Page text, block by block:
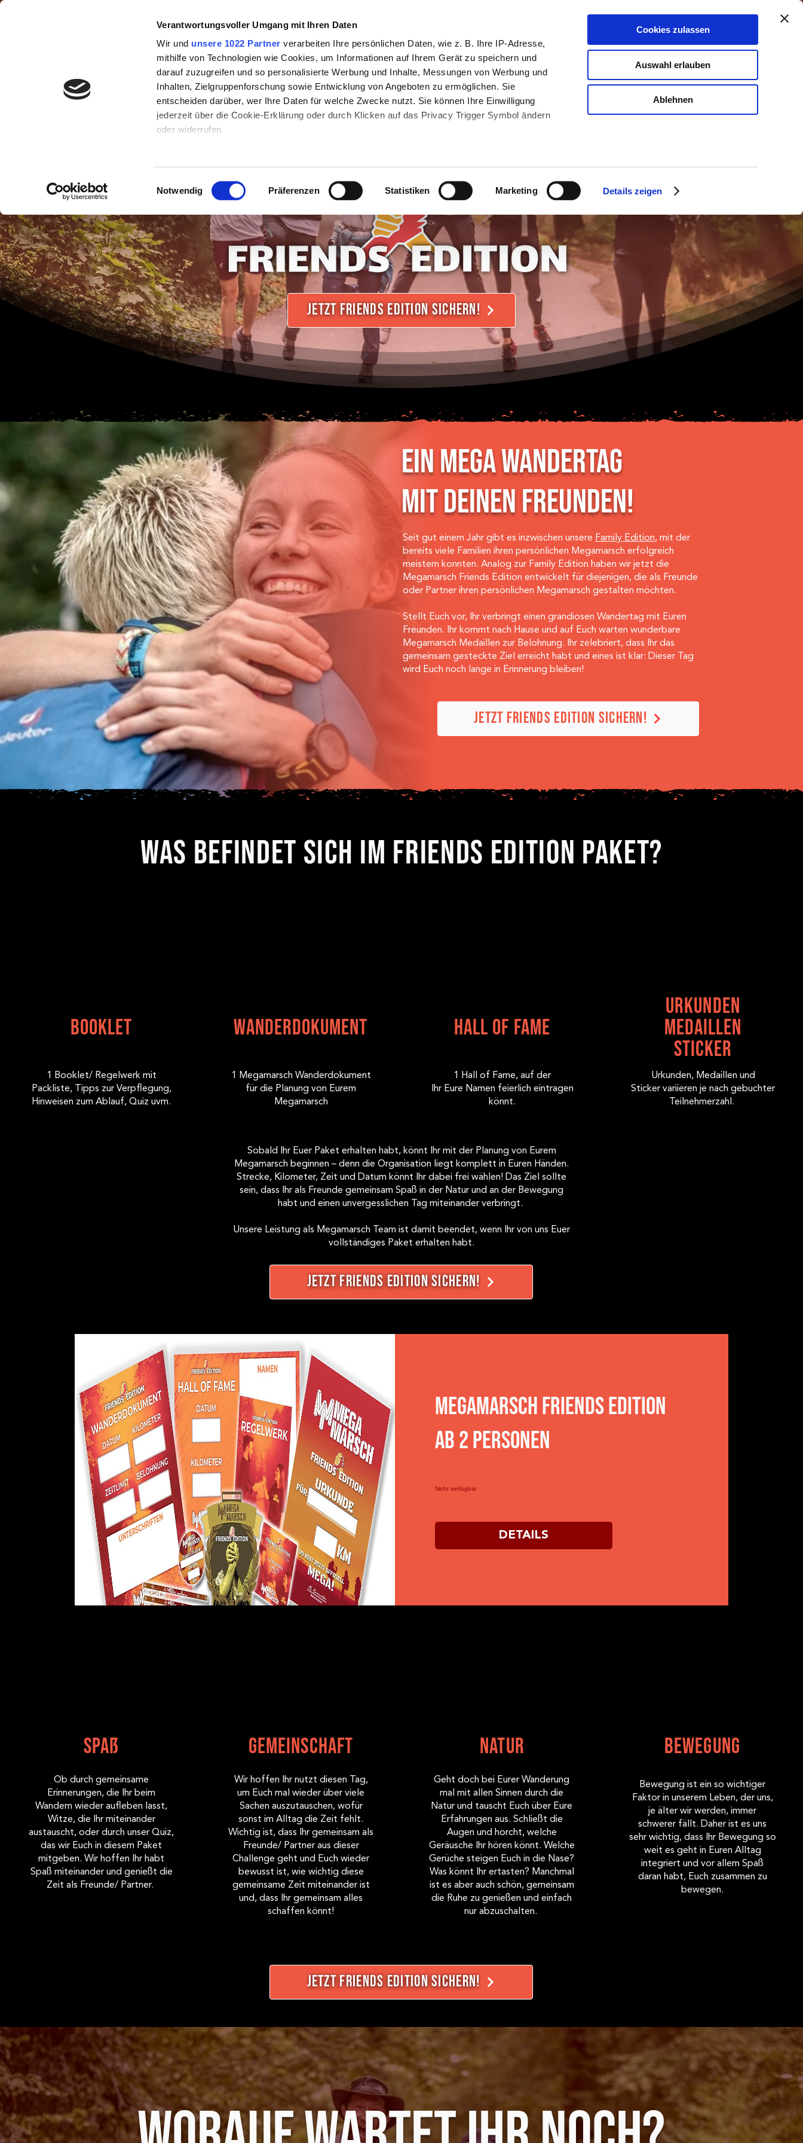
Verantwortungsvoller Umgang mit Ihren Daten
Wir und unsere 1022 Partner verarbeiten Ihre persönlichen Daten, wie z. B. Ihre IP-Adresse,
mithilfe von Technologien wie Cookies, um Informationen auf Ihrem Gerät zu speichern und
darauf zuzugreifen und so personalisierte Werbung und Inhalte, Messungen von Werbung und
Inhalten, Zielgruppenforschung sowie Entwicklung von Angeboten zu ermöglichen. Sie
entscheiden darüber, wer Ihre Daten für welche Zwecke nutzt. Sie können Ihre Einwilligung
jederzeit über die Cookie-Erklärung oder durch Klicken auf das Privacy Trigger Symbol ändern
oder widerrufen
können
Ihr Gerät durch aktives Scannen nach bestimmten Merkmalen (Fingerprinting) identifizieren
Erfahren Sie mehr darüber, wie Ihre persönlichen Daten verarbeitet werden, und legen Sie Ihre
Präferenzen imAbschnitt Einzelheiten fest.
Wir verwenden Cookies, um Inhalte und Anzeigen zu personalisieren, Funktionen für soziale
Medien anbieten zu können und die Zugriffe auf unsere Website zu analysieren. Außerdem
geben wir Informationen zu Ihrer Verwendung unserer Website an unsere Partner für soziale
Medien, Werbung und Analysen weiter. Unsere Partner führen diese Informationen
möglicherweise mit weiteren Daten zusammen, die Sie ihnen bereitgestellt haben oder die sie im
Rahmen Ihrer Nutzung der Dienste gesammelt haben.
Einwilligungsauswahl
Notwendig Präferenzen Statistiken Marketing Details zeigen
Cookies zulassen
Auswahl erlauben
Ablehnen
50/12
JETZT FRIENDS EDITION SICHERN!
Ein MEGA Wandertag
mit DEINEN FREUNDEN!
Seit gut einem Jahr gibt es inzwischen unsere Family Edition, mit der
bereits viele Familien ihren persönlichen Megamarsch erfolgreich
meistern konnten. Analog zur Family Edition haben wir jetzt die
Megamarsch Friends Edition entwickelt für diejenigen, die als Freunde
oder Partner ihren persönlichen Megamarsch gestalten möchten.
Stellt Euch vor, Ihr verbringt einen grandiosen Wandertag mit Euren
Freunden. Ihr kommt nach Hause und auf Euch warten wunderbare
Megamarsch Medaillen zur Belohnung. Ihr zelebriert, dass Ihr das
gemeinsam gesteckte Ziel erreicht habt und eines ist klar: Dieser Tag
wird Euch noch lange in Erinnerung bleiben!
JETZT FRIENDS EDITION SICHERN!
Was befindet sich im FRIENDS Edition paket?
Booklet
1 Booklet/ Regelwerk mit
Packliste, Tipps zur Verpflegung,
Hinweisen zum Ablauf, Quiz uvm.
Wanderdokument
1 Megamarsch Wanderdokument
für die Planung von Eurem
Megamarsch
Hall of Fame
1 Hall of Fame, auf der
Ihr Eure Namen feierlich eintragen
könnt.
Urkunden
Medaillen
Sticker
Urkunden, Medaillen und
Sticker variieren je nach gebuchter
Teilnehmerzahl.
Sobald Ihr Euer Paket erhalten habt, könnt Ihr mit der Planung von Eurem
Megamarsch beginnen – denn die Organisation liegt komplett in Euren Händen.
Strecke, Kilometer, Zeit und Datum könnt Ihr dabei frei wählen! Das Ziel sollte
sein, dass Ihr als Freunde gemeinsam Spaß in der Natur und an der Bewegung
habt und einen unvergesslichen Tag miteinander verbringt.
Unsere Leistung als Megamarsch Team ist damit beendet, wenn Ihr von uns Euer
vollständiges Paket erhalten habt.
JETZT FRIENDS EDITION SICHERN!
Megamarsch Friends Edition
ab 2 Personen
Nicht verfügbar
DETAILS
Spaß
Ob durch gemeinsame
Erinnerungen, die Ihr beim
Wandern wieder aufleben lasst,
Witze, die Ihr miteinander
austauscht, oder durch unser Quiz,
das wir Euch in diesem Paket
mitgeben. Wir hoffen Ihr habt
Spaß miteinander und genießt die
Zeit als Freunde/ Partner.
Gemeinschaft
Wir hoffen Ihr nutzt diesen Tag,
um Euch mal wieder über viele
Sachen auszutauschen, wofür
sonst im Alltag die Zeit fehlt.
Wichtig ist, dass Ihr gemeinsam als
Freunde/ Partner aus dieser
Challenge geht und Euch wieder
bewusst ist, wie wichtig diese
gemeinsame Zeit miteinander ist
und, dass Ihr gemeinsam alles
schaffen könnt!
Natur
Geht doch bei Eurer Wanderung
mal mit allen Sinnen durch die
Natur und tauscht Euch über Eure
Erfahrungen aus. Schließt die
Augen und horcht, welche
Geräusche Ihr hören könnt. Welche
Gerüche steigen Euch in die Nase?
Was könnt Ihr ertasten? Manchmal
ist es aber auch schön, gemeinsam
die Ruhe zu genießen und einfach
nur abzuschalten.
Bewegung
Bewegung ist ein so wichtiger
Faktor in unserem Leben, der uns,
je älter wir werden, immer
schwerer fällt. Daher ist es uns
sehr wichtig, dass Ihr Bewegung so
weit es geht in Euren Alltag
integriert und vor allem Spaß
daran habt, Euch zusammen zu
bewegen.
JETZT FRIENDS EDITION SICHERN!